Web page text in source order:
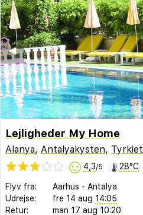
◀︎
Lejligheder My Home
Alanya, Antalyakysten, Tyrkiet
4,3/5 28°C
Flyv fra: Aarhus - Antalya
Udrejse:
fre 14 aug 14:05
Retur:
man 17 aug 10:20